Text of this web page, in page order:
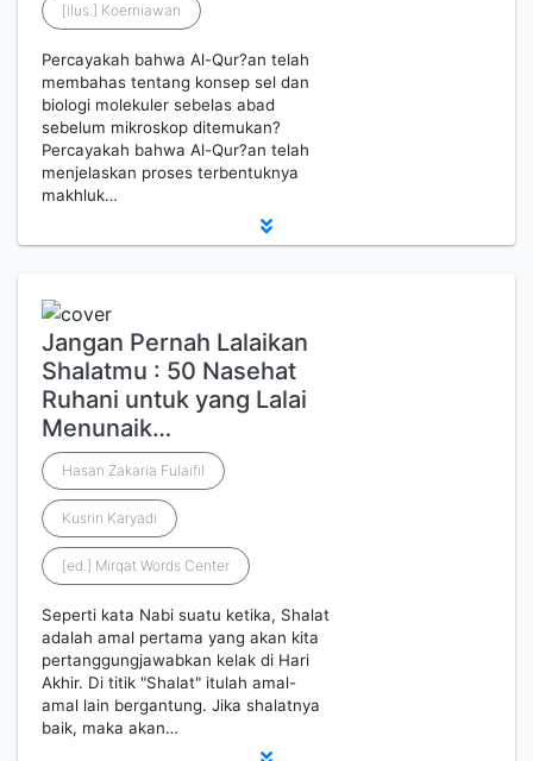
[ilus.] Koerniawan
Percayakah bahwa Al-Qur?an telah
membahas tentang konsep sel dan
biologi molekuler sebelas abad
sebelum mikroskop ditemukan?
Percayakah bahwa Al-Qur?an telah
menjelaskan proses terbentuknya
makhluk…
Jangan Pernah Lalaikan
Shalatmu : 50 Nasehat
Ruhani untuk yang Lalai
Menunaik…
Hasan Zakaria Fulaifil
Kusrin Karyadi
[ed.] Mirqat Words Center
Seperti kata Nabi suatu ketika, Shalat
adalah amal pertama yang akan kita
pertanggungjawabkan kelak di Hari
Akhir. Di titik "Shalat" itulah amal-
amal lain bergantung. Jika shalatnya
baik, maka akan…